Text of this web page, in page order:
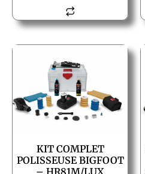
KIT COMPLET
POLISSEUSE BIGFOOT